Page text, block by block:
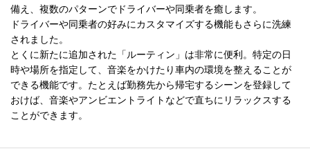
備え、複数のパターンでドライバーや同乗者を癒します。
ドライバーや同乗者の好みにカスタマイズする機能もさらに洗練
されました。
とくに新たに追加された「ルーティン」は非常に便利。特定の日
時や場所を指定して、音楽をかけたり車内の環境を整えることが
できる機能です。たとえば勤務先から帰宅するシーンを登録して
おけば、音楽やアンビエントライトなどで直ちにリラックスする
ことができます。